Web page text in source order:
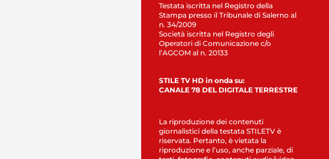
Testata iscritta nel Registro della
Stampa presso il Tribunale di Salerno al
n. 34/2009
Società iscritta nel Registro degli
Operatori di Comunicazione c/o
l’AGCOM al n. 20133
STILE TV HD in onda su:
CANALE 78 DEL DIGITALE TERRESTRE
La riproduzione dei contenuti
giornalistici della testata STILETV è
riservata. Pertanto, è vietata la
riproduzione e l’uso, anche parziale, di